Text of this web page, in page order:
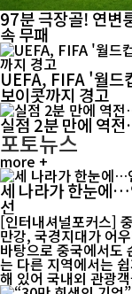
97분 극장골! 연변
속 무패
UEFA, FIFA '월드
보이콧까지 경고
실점 2분 만에 역
포토뉴스
more +
세 나라가 한눈에…
선
[인터내셔널포커스]
만강, 국경지대가 어
바탕으로 중국에서도
는 다른 지역에서는